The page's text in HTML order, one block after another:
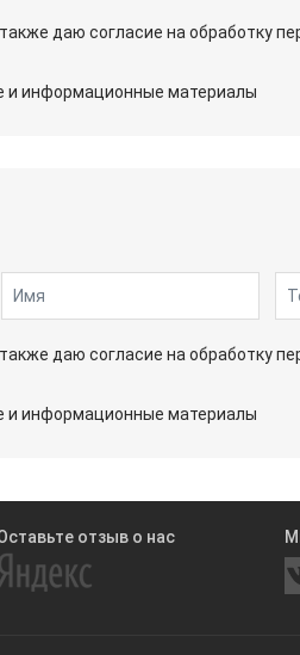
даю согласие на обработку
и информационные материалы
даю согласие на обработку
и информационные материалы
отзыв о нас